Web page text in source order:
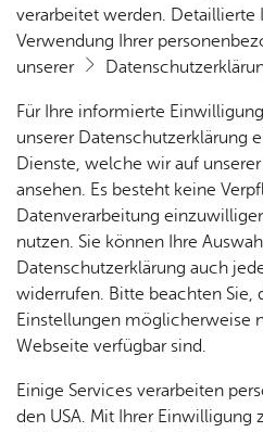
Cookie-Hinweis
Zum Laden dieser Karte wird
Servern hergestellt. Diese
Tracking-Technologien, um die
personalisieren und zu
finden Sie in unserer
Cookies akzeptieren und
verarbeitet werden. Detaillierte
Verwendung Ihrer
unserer
Für Ihre informierte
unserer Datenschutzerklärung
Dienste, welche wir auf
ansehen. Es besteht keine
Datenverarbeitung
nutzen. Sie können Ihre
Datenschutzerklärung auch
widerrufen. Bitte beachten Sie,
Einstellungen möglicherweise
Webseite verfügbar sind.
Einige Services verarbeiten
den USA. Mit Ihrer Einwilligung